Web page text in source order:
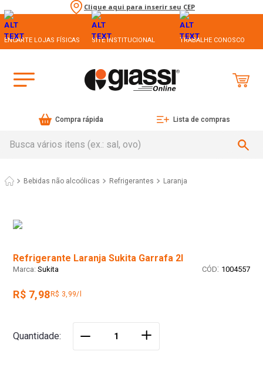
Clique aqui para inserir seu CEP
ENCARTE LOJAS FÍSICAS SITE INSTITUCIONAL TRABALHE CONOSCO
Compra rápida Lista de compras
Bebidas não alcoólicas Refrigerantes Laranja
Refrigerante Laranja Sukita Garrafa 2l
Sukita : 1004557
R$ 7,98 R$ 3,99/l
Quantidade ＋